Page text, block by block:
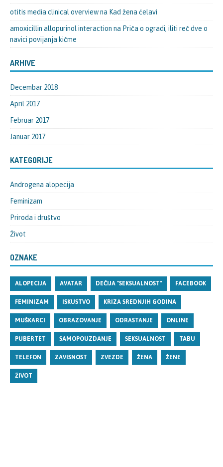
otitis media clinical overviewna Kad žena ćelavi
amoxicillin allopurinol interaction na Priča o ogradi, iliti reč dve o
navici povijanja kičme
ARHIVE
Decembar 2018
April 2017
Februar 2017
Januar 2017
KATEGORIJE
Androgena alopecija
Feminizam
Priroda i društvo
Život
OZNAKE
ALOPECIJA AVATAR DEČIJA "SEKSUALNOST" FACEBOOK
FEMINIZAM ISKUSTVO KRIZA SREDNJIH GODINA
MUŠKARCI OBRAZOVANJE ODRASTANJE ONLINE
PUBERTET SAMOPOUZDANJE SEKSUALNOST TABU
TELEFON ZAVISNOST ZVEZDE ŽENA ŽENE
ŽIVOT